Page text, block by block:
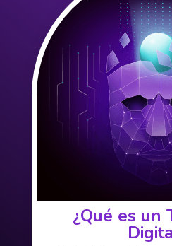
¿Qué es un